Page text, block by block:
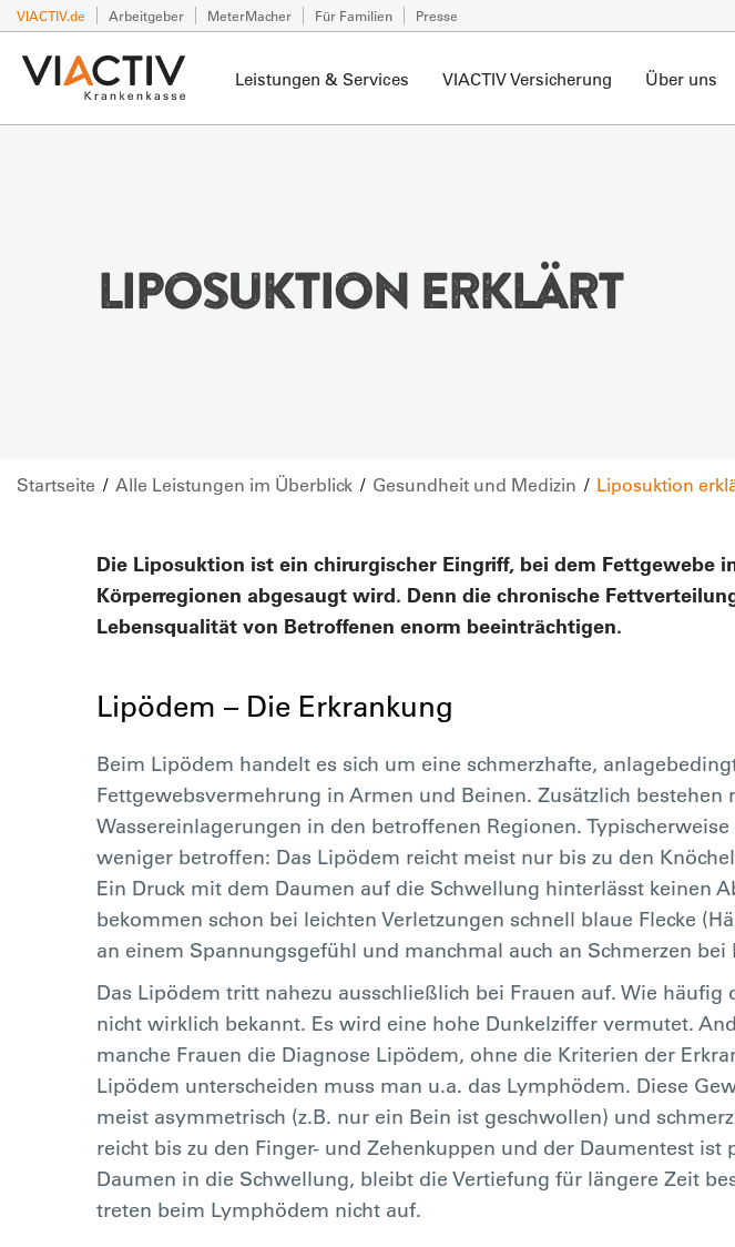
VIACTIV.de Arbeitgeber MeterMacher Für Familien Presse
Leistungen & Services VIACTIV Versicherung Über uns
LIPOSUKTION ERKLÄRT
Startseite Alle Leistungen im Überblick Gesundheit und Medizin Liposuktion
Die Liposuktion ist ein chirurgischer Eingriff, bei dem Fettgewebe
Körperregionen abgesaugt wird. Denn die chronische
Lebensqualität von Betroffenen enorm beeinträchtigen.
Lipödem – Die Erkrankung
Beim Lipödem handelt es sich um eine schmerzhafte,
Fettgewebsvermehrung in Armen und Beinen. Zusätzlich bestehen
Wassereinlagerungen in den betroffenen Regionen.
weniger betroffen: Das Lipödem reicht meist nur bis zu den
Ein Druck mit dem Daumen auf die Schwellung hinterlässt keinen
bekommen schon bei leichten Verletzungen schnell blaue Flecke
an einem Spannungsgefühl und manchmal auch an Schmerzen
Das Lipödem tritt nahezu ausschließlich bei Frauen auf. Wie häufig
nicht wirklich bekannt. Es wird eine hohe Dunkelziffer vermutet.
manche Frauen die Diagnose Lipödem, ohne die Kriterien der
Lipödem unterscheiden muss man u.a. das Lymphödem. Diese
meist asymmetrisch (z.B. nur ein Bein ist geschwollen) und
reicht bis zu den Finger- und Zehenkuppen und der Daumentest ist
Daumen in die Schwellung, bleibt die Vertiefung für längere Zeit
treten beim Lymphödem nicht auf.